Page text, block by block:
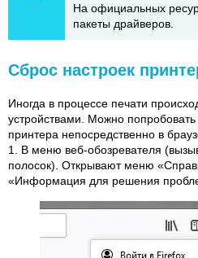
На официальных
пакеты драйверов.
Сброс настроек
Иногда в процессе печати
устройствами. Можно попробовать
принтера непосредственно в
1. В меню веб-обозревателя
полосок). Открывают меню
«Информация для решения